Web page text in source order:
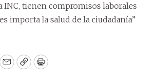
INC, tienen compromisos laborales
importa la salud de la ciudadanía”
EmailCopyPrint